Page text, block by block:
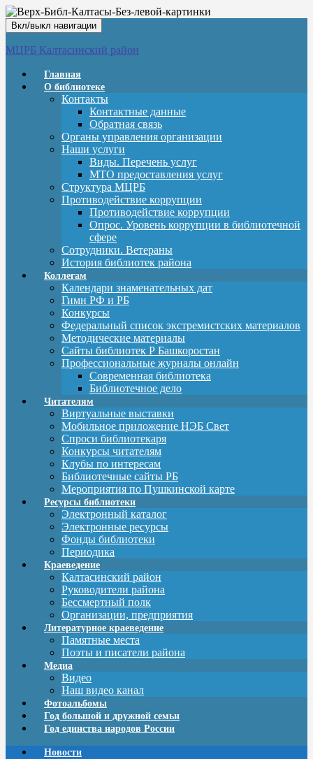
Вкл/выкл навигации
МЦРБ Калтасинский район
Главная
О библиотеке
Контакты
Контактные данные
Обратная связь
Органы управления организации
Наши услуги
Виды. Перечень услуг
МТО предоставления услуг
Структура МЦРБ
Противодействие коррупции
Противодействие коррупции
Опрос. Уровень коррупции в библиотечной
сфере
Сотрудники. Ветераны
История библиотек района
Коллегам
Календари знаменательных дат
Гимн РФ и РБ
Конкурсы
Федеральный список экстремистских материалов
Методические материалы
Сайты библиотек Р Башкоростан
Профессиональные журналы онлайн
Современная библиотека
Библиотечное дело
Читателям
Виртуальные выставки
Мобильное приложение НЭБ Свет
Спроси библиотекаря
Конкурсы читателям
Клубы по интересам
Библиотечные сайты РБ
Мероприятия по Пушкинской карте
Ресурсы библиотеки
Электронный каталог
Электронные ресурсы
Фонды библиотеки
Периодика
Краеведение
Калтасинский район
Руководители района
Бессмертный полк
Организации, предприятия
Литературное краеведение
Памятные места
Поэты и писатели района
Медиа
Видео
Наш видео канал
Фотоальбомы
Год большой и дружной семьи
Год единства народов России
Новости